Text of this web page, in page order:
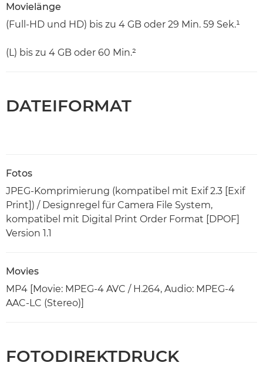
Movielänge
(Full-HD und HD) bis zu 4 GB oder 29 Min. 59 Sek.¹
(L) bis zu 4 GB oder 60 Min.²
DATEIFORMAT
Fotos
JPEG-Komprimierung (kompatibel mit Exif 2.3 [Exif
Print]) / Designregel für Camera File System,
kompatibel mit Digital Print Order Format [DPOF]
Version 1.1
Movies
MP4 [Movie: MPEG-4 AVC / H.264, Audio: MPEG-4
AAC-LC (Stereo)]
FOTODIREKTDRUCK